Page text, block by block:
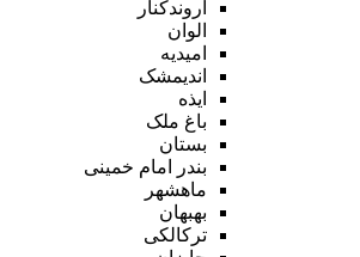
اروندکنار
الوان
امیدیه
اندیمشک
ایذه
باغ ملک
بستان
بندر امام خمینی
ماهشهر
بهبهان
ترکالکی